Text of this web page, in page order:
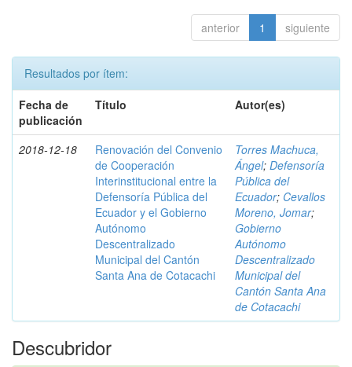
anterior 1 siguiente
Resultados por ítem:
Fecha de
publicación
Título Autor(es)
2018-12-18
Renovación del Convenio
de Cooperación
Interinstitucional entre la
Defensoría Pública del
Ecuador y el Gobierno
Autónomo
Descentralizado
Municipal del Cantón
Santa Ana de Cotacachi
Torres Machuca,
Ángel; Defensoría
Pública del
Ecuador; Cevallos
Moreno, Jomar;
Gobierno
Autónomo
Descentralizado
Municipal del
Cantón Santa Ana
de Cotacachi
Descubridor